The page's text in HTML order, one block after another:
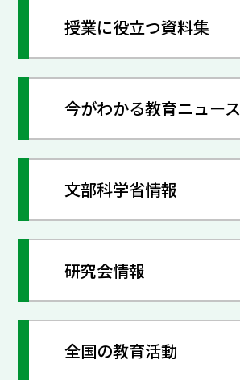
授業に役立つ資料集
今がわかる教育ニュース
文部科学省情報
研究会情報
全国の教育活動